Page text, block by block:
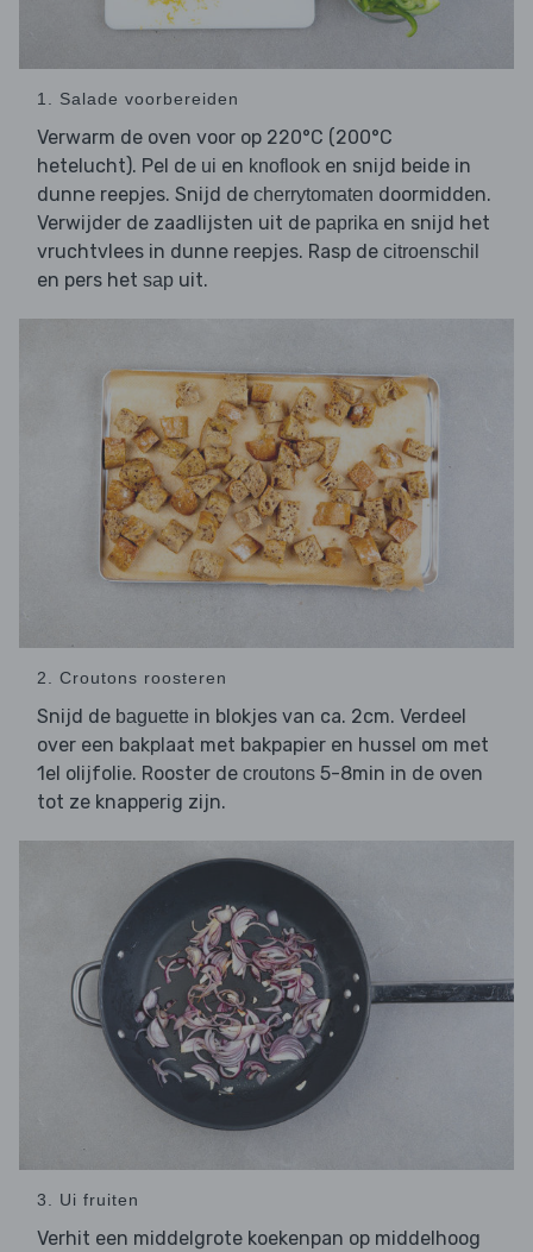
1. Salade voorbereiden
Verwarm de oven voor op 220°C (200°C
hetelucht). Pel de ui en knoflook en snijd beide in
dunne reepjes. Snijd de cherrytomaten doormidden.
Verwijder de zaadlijsten uit de paprika en snijd het
vruchtvlees in dunne reepjes. Rasp de citroenschil
en pers het sap uit.
2. Croutons roosteren
Snijd de baguette in blokjes van ca. 2cm. Verdeel
over een bakplaat met bakpapier en hussel om met
1el olijfolie. Rooster de croutons 5-8min in de oven
tot ze knapperig zijn.
3. Ui fruiten
Verhit een middelgrote koekenpan op middelhoog